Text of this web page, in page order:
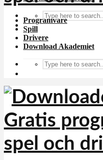
Programvare
Spill
Drivere
Download Akademiet